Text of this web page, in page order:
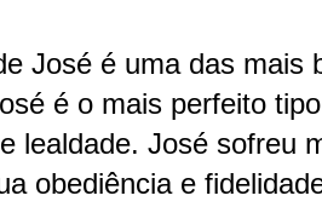
José é uma das mais
é o mais perfeito
lealdade. José sofreu
obediência e